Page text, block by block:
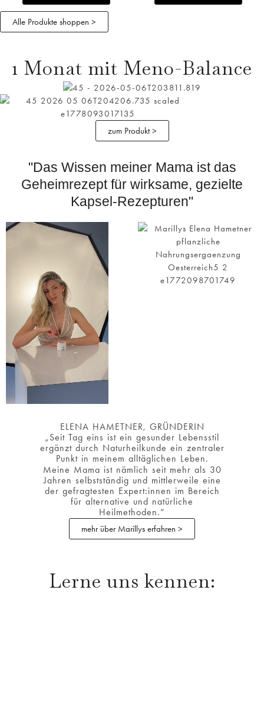
Alle Produkte shoppen >
1 Monat mit Meno-Balance
zum Produkt >
"Das Wissen meiner Mama ist das
Geheimrezept für wirksame, gezielte
Kapsel-Rezepturen"
ELENA HAMETNER, GRÜNDERIN
„Seit Tag eins ist ein gesunder Lebensstil
ergänzt durch Naturheilkunde ein zentraler
Punkt in meinem alltäglichen Leben.
Meine Mama ist nämlich seit mehr als 30
Jahren selbstständig und mittlerweile eine
der gefragtesten Expert:innen im Bereich
für alternative und natürliche
Heilmethoden.“
mehr über Marillys erfahren >
Lerne uns kennen: